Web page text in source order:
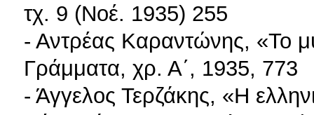
τχ. 9 (Νοέ. 1935) 255
- Αντρέας Καραντώνης, «Το
Γράμματα, χρ. Α΄, 1935, 773
- Άγγελος Τερζάκης, «Η